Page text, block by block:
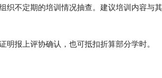
织不定期的培训情况抽查。建议培训内容与
报上评协确认，也可抵扣折算部分学时。